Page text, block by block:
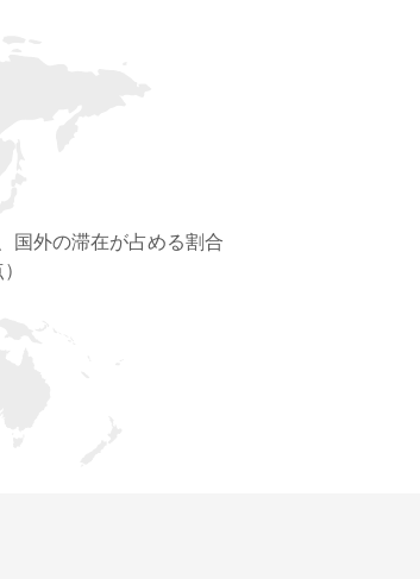
国外の滞在が占める割合